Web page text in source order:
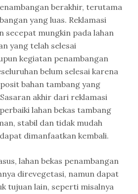
berakhir, terutama
yang luas. Reklamasi
secepat mungkin pada lahan
yang telah selesai
kegiatan penambangan
belum selesai karena
bahan tambang yang
akhir dari reklamasi
lahan bekas tambang
stabil dan tidak mudah
dimanfaatkan kembali.
lahan bekas penambangan
direvegetasi, namun dapat
tujuan lain, seperti misalnya